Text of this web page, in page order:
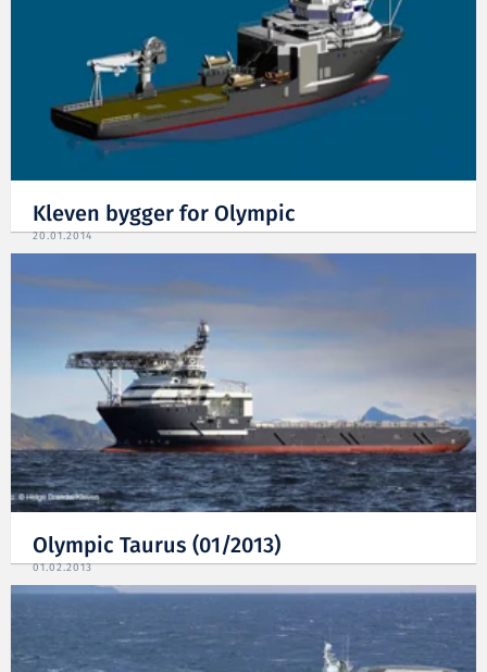
Kleven bygger for Olympic
20.01.2014
Olympic Taurus (01/2013)
01.02.2013